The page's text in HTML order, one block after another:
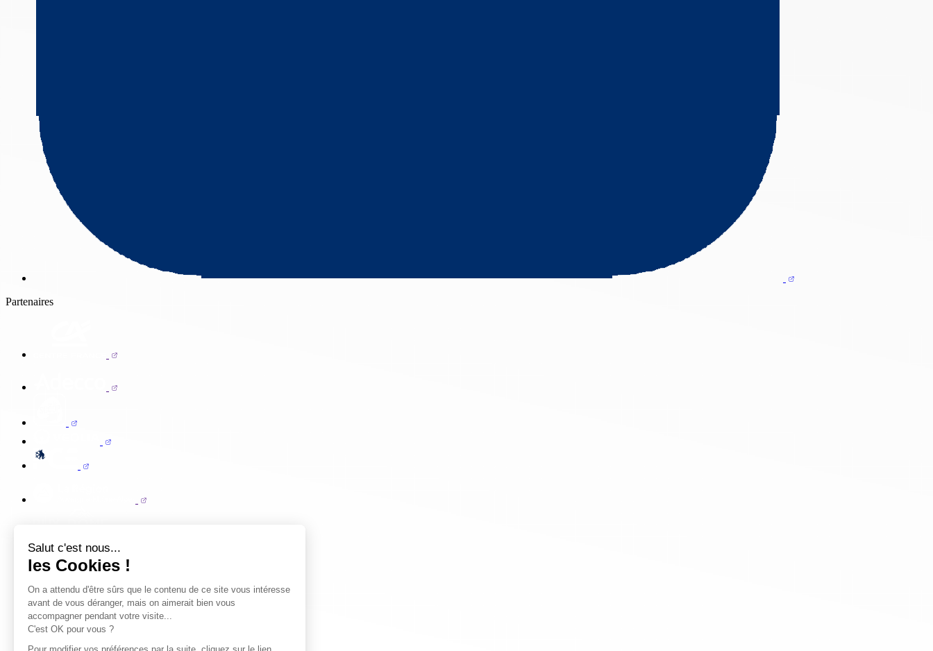
Salut c'est nous...
les Cookies !
On a attendu d'être sûrs que le contenu de ce site vous intéresse
avant de vous déranger, mais on aimerait bien vous
accompagner pendant votre visite...
C'est OK pour vous ?
Pour modifier vos préférences par la suite, cliquez sur le lien
Partenaires